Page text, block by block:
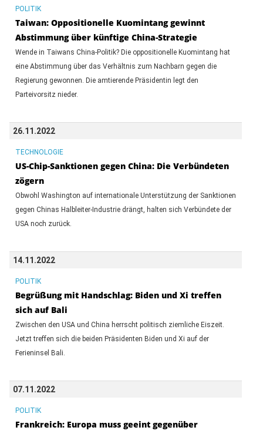
POLITIK
Taiwan: Oppositionelle Kuomintang gewinnt
Abstimmung über künftige China-Strategie
Wende in Taiwans China-Politik? Die oppositionelle Kuomintang hat
eine Abstimmung über das Verhältnis zum Nachbarn gegen die
Regierung gewonnen. Die amtierende Präsidentin legt den
Parteivorsitz nieder.
26.11.2022
TECHNOLOGIE
US-Chip-Sanktionen gegen China: Die Verbündeten
zögern
Obwohl Washington auf internationale Unterstützung der Sanktionen
gegen Chinas Halbleiter-Industrie drängt, halten sich Verbündete der
USA noch zurück.
14.11.2022
POLITIK
Begrüßung mit Handschlag: Biden und Xi treffen
sich auf Bali
Zwischen den USA und China herrscht politisch ziemliche Eiszeit.
Jetzt treffen sich die beiden Präsidenten Biden und Xi auf der
Ferieninsel Bali.
07.11.2022
POLITIK
Frankreich: Europa muss geeint gegenüber